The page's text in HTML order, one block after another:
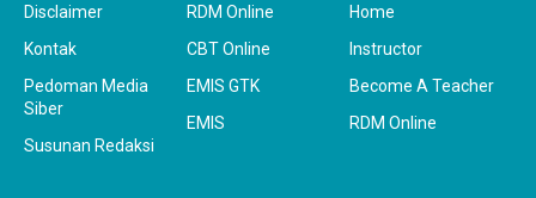
Disclaimer
Kontak
Pedoman Media
Siber
Susunan Redaksi
RDM Online
CBT Online
EMIS GTK
EMIS
Home
Instructor
Become A Teacher
RDM Online